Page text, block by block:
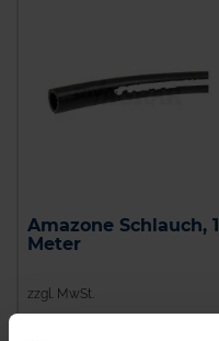
Amazone Schlauch, 1
Meter
zzgl. MwSt.